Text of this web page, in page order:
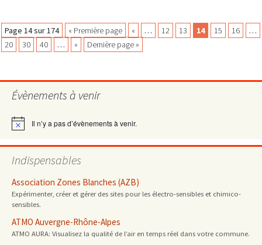
Navigation
des
articles
Page 14 sur 174 « Première page « … 12 13 14 15 16
…
20
30 40 … » Dernière page »
Évènements à venir
Notice Il n’y a pas d’évènements à venir.
Indispensables
Association Zones Blanches (AZB)
Expérimenter, créer et gérer des sites pour les électro-sensibles et chimico-
sensibles.
ATMO Auvergne-Rhône-Alpes
ATMO AURA: Visualisez la qualité de l’air en temps réel dans votre commune.